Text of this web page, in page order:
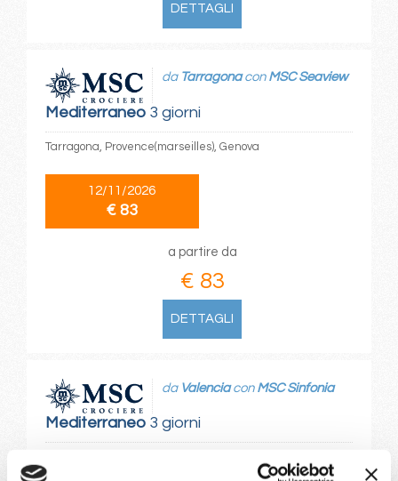
DETTAGLI
Mediterraneo3 giorni
da Tarragonacon MSC Seaview
Tarragona, Provence(marseilles), Genova
12/11/2026
€ 83
a partire da
€ 83
DETTAGLI
Mediterraneo3 giorni
da Valenciacon MSC Sinfonia